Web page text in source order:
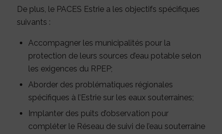
De plus, le PACES Estrie a les objectifs spécifiques
suivants :
Accompagner les municipalités pour la
protection de leurs sources d’eau potable selon
les exigences du RPEP;
Aborder des problématiques régionales
spécifiques à l’Estrie sur les eaux souterraines;
Implanter des puits d’observation pour
compléter le Réseau de suivi de l’eau souterraine